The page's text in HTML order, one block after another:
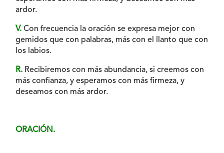
ardor.
V. Con frecuencia la oración se expresa mejor con
gemidos que con palabras, más con el llanto que con
los labios.
R. Recibiremos con más abundancia, si creemos con
más confianza, y esperamos con más firmeza, y
deseamos con más ardor.
ORACIÓN.